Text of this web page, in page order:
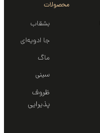
محصولات
بشقاب
جا ادویه‌ای
ماگ
سینی‌
ظروف
پذیرایی